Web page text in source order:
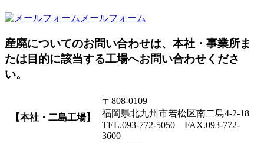
メールフォーム
産廃についてのお問い合わせは、本社・事業所ま
たは目的に該当する工場へお問い合わせくださ
い。
【本社・二島工場】
〒808-0109
福岡県北九州市若松区南二島4-2-18
TEL.093-772-5050 FAX.093-772-
3600